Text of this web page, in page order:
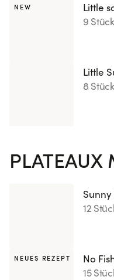
NEW
Little
9
Little
8
Sunny
12
NEUES REZEPT
No
15